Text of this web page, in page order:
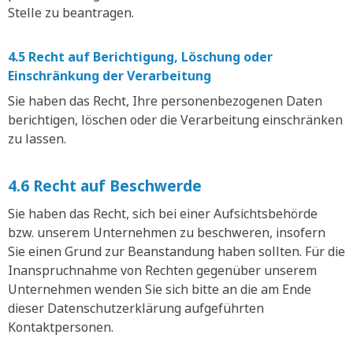
Stelle zu beantragen.
4.5 Recht auf Berichtigung, Löschung oder
Einschränkung der Verarbeitung
Sie haben das Recht, Ihre personenbezogenen Daten
berichtigen, löschen oder die Verarbeitung einschränken
zu lassen.
4.6 Recht auf Beschwerde
Sie haben das Recht, sich bei einer Aufsichtsbehörde
bzw. unserem Unternehmen zu beschweren, insofern
Sie einen Grund zur Beanstandung haben sollten. Für die
Inanspruchnahme von Rechten gegenüber unserem
Unternehmen wenden Sie sich bitte an die am Ende
dieser Datenschutzerklärung aufgeführten
Kontaktpersonen.